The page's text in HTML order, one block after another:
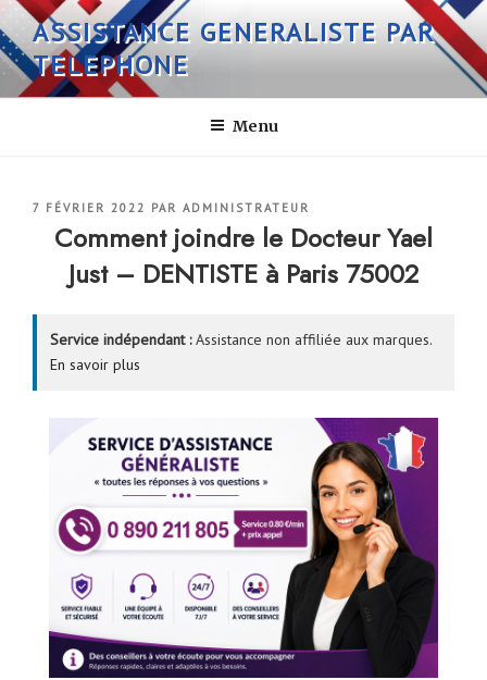
Aller
au
contenu
principal
ASSISTANCE GENERALISTE PAR
TELEPHONE
Menu
PUBLIÉ
7 FÉVRIER 2022 PAR ADMINISTRATEUR
Comment joindre le Docteur Yael
Just – DENTISTE à Paris 75002
Service indépendant :Assistance non affiliée aux marques.
En savoir plus